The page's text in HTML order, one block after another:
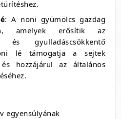
: A noni gyümölcs gazdag
amelyek erősítik az
és gyulladáscsökkentő
lé támogatja a sejtek
és hozzájárul az általános
egyensúlyának